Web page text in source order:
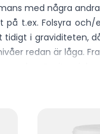
med några
på t.ex. Folsyra
tidigt i graviditeten,
redan är låga.
fri, snabb &